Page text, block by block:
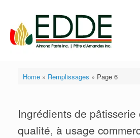
content
Home» Remplissages » Page 6
Ingrédients de pâtisserie
qualité, à usage